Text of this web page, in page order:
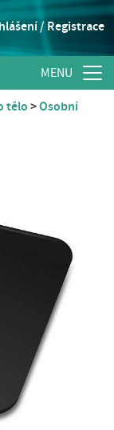
/ Registrace
tělo
Osobní